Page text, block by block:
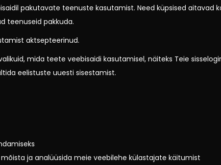
pakutavate teenuste kasutamist. Need küpsised aitavad
teenuseid pakkuda.
aktsepteerinud.
mida teete veebisaidi kasutamisel, näiteks Teie
eelistuste uuesti sisestamist.
ja analüüsida meie veebilehe külastajate käitumist